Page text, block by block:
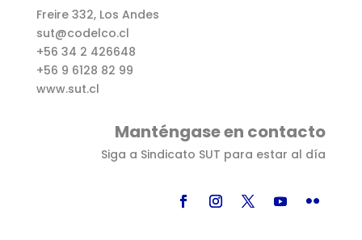
Freire 332, Los Andes
sut@codelco.cl
+56 34 2 426648
+56 9 6128 82 99
www.sut.cl
Manténgase en contacto
Siga a Sindicato SUT para estar al día